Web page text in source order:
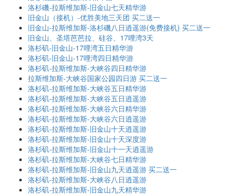
洛杉磯-拉斯维加斯-旧金山七天精华游
旧金山（接机）-优胜美地三天团 买二送一
旧金山-拉斯维加斯-洛杉磯八日逍遥游(免费接机) 买二送一
旧金山、圣塔芭芭拉、硅谷、17哩湾3天
洛杉矶-旧金山-17哩湾五日精华游
洛杉矶-旧金山-17哩湾四日精华游
洛杉矶-拉斯维加斯-大峡谷四日精华游
拉斯维加斯-大峡谷国家公园四日游 买二送一
洛杉矶-拉斯维加斯-大峡谷五日精华游
洛杉矶-拉斯维加斯-大峡谷五日逍遥游
洛杉矶-拉斯维加斯-大峡谷六日精华游
洛杉矶-拉斯维加斯-大峡谷六日逍遥游
洛杉矶-拉斯维加斯-旧金山十天逍遥游
洛杉矶-拉斯维加斯-旧金山十天深度游
洛杉矶-拉斯维加斯-旧金山十一天逍遥游
洛杉矶-拉斯维加斯-大峡谷七日精华游
洛杉矶-拉斯维加斯-旧金山九天逍遥游 买二送一
洛杉矶-拉斯维加斯-大峡谷八日逍遥游
洛杉矶-拉斯维加斯-旧金山九天精华游